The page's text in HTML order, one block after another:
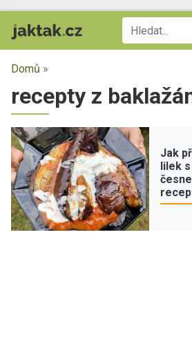
Domů »
recepty z
Jak
lilek